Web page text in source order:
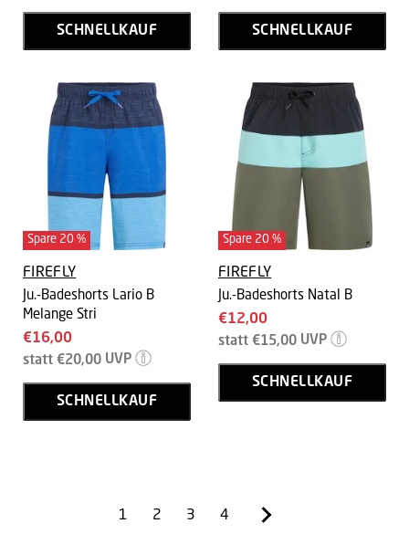
SCHNELLKAUF SCHNELLKAUF
Spare 20 %
FIREFLY
Ju.-Badeshorts Lario B
Melange Stri
Aktueller
Preis
€16,00
Ursprünglicher
statt €20,00 UVP
SCHNELLKAUF
Spare 20 %
FIREFLY
Ju.-Badeshorts Natal B
Aktueller
Preis
€12,00
Ursprünglicher
statt €15,00 UVP
SCHNELLKAUF
1 2 3 4